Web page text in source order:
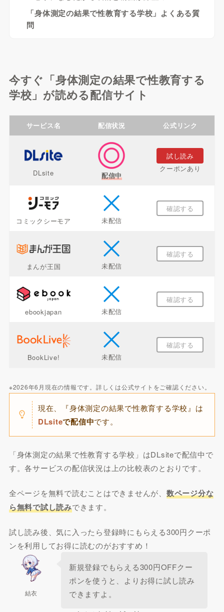
「身体測定の結果で性教育する学校」よくある質
問
今すぐ「身体測定の結果で性教育する
学校」が読める配信サイト
サービス名 配信状況 公式リンク
DLsite 配信中
試し読み
クーポンあり
コミックシーモア 未配信
確認する
まんが王国 未配信
確認する
ebookjapan 未配信
確認する
BookLive! 未配信
確認する
※2026年6月現在の情報です。詳しくは公式サイトをご確認ください。
現在、『身体測定の結果で性教育する学校』は
DLsiteで配信中です。
「身体測定の結果で性教育する学校」はDLsiteで配信中で
す。各サービスの配信状況は上の比較表のとおりです。
全ページを無料で読むことはできませんが、 数ページ分な
ら無料で試し読みできます。
試し読み後、気に入ったら登録時にもらえる300円クーポ
ンを利用してお得に読むのがおすすめ！
結衣
新規登録でもらえる300円OFFクー
ポンを使うと、よりお得に試し読み
できますよ。